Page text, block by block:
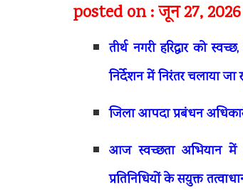
posted on : जून 27, 2026
तीर्थ नगरी हरिद्वार को
निर्देशन में निरंतर चलाया जा
जिला आपदा प्रबंधन
आज स्वच्छता अभियान में
प्रतिनिधियों के सयुक्त